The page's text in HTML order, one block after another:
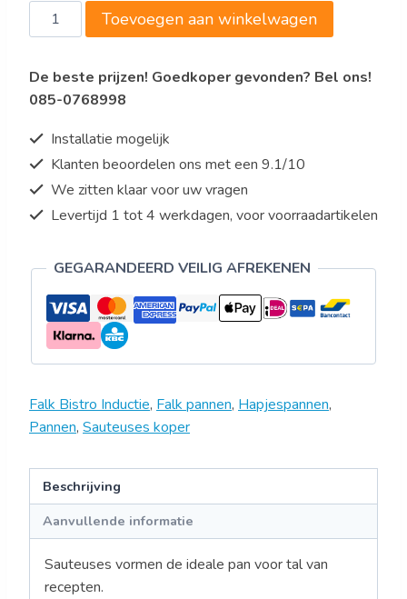
Falk
Bistro
recht
model,
koperkern,
Ø
240,
2,9
aantal
Toevoegen aan winkelwagen
De beste prijzen! Goedkoper gevonden? Bel ons!
085-0768998
Installatie mogelijk
Klanten beoordelen ons met een 9.1/10
We zitten klaar voor uw vragen
Levertijd 1 tot 4 werkdagen, voor voorraadartikelen
GEGARANDEERD VEILIG AFREKENEN
Falk Bistro Inductie, Falk pannen, Hapjespannen,
Pannen, Sauteuses koper
Beschrijving
Aanvullende informatie
Sauteuses vormen de ideale pan voor tal van
recepten.